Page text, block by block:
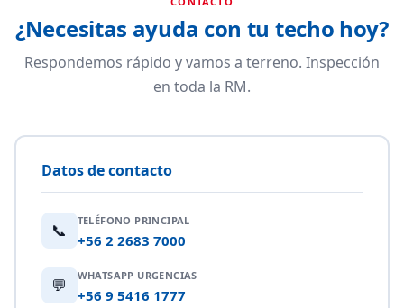
¿Necesitas ayuda con tu techo hoy?
Respondemos rápido y vamos a terreno. Inspección
en toda la RM.
Datos de contacto
📞 TELÉFONO PRINCIPAL
+56 2 2683 7000
💬 WHATSAPP URGENCIAS
+56 9 5416 1777